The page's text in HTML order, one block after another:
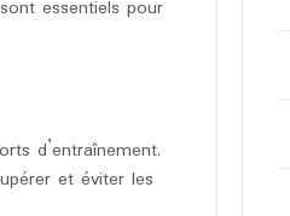
essentiels pour
d’entraînement.
et éviter les